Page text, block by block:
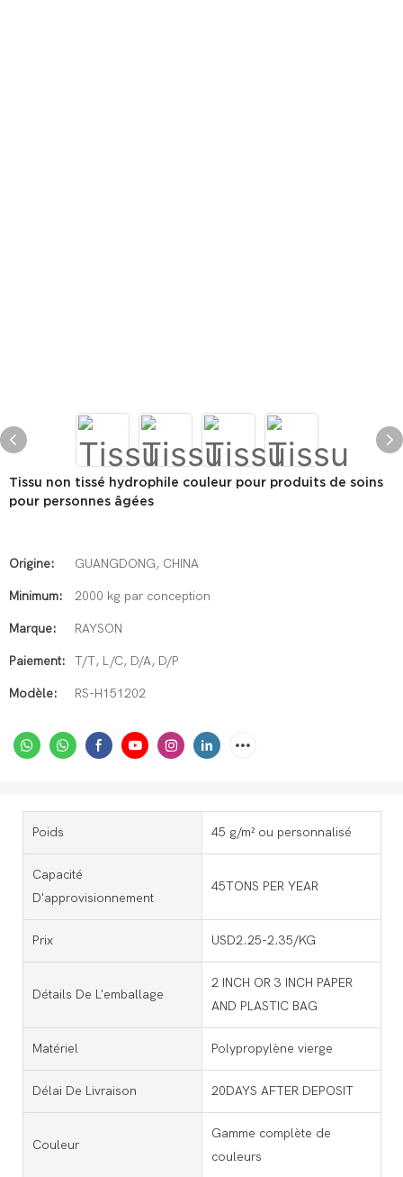
Tissu non tissé hydrophile couleur pour produits de soins
pour personnes âgées
Origine: GUANGDONG, CHINA
Minimum: 2000 kg par conception
Marque: RAYSON
Paiement: T/T, L/C, D/A, D/P
Modèle: RS-H151202
Poids 45 g/m² ou personnalisé
Capacité
D'approvisionnement
45TONS PER YEAR
Prix USD2.25-2.35/KG
Détails De L'emballage
2 INCH OR 3 INCH PAPER
AND PLASTIC BAG
Matériel Polypropylène vierge
Délai De Livraison 20DAYS AFTER DEPOSIT
Couleur
Gamme complète de
couleurs